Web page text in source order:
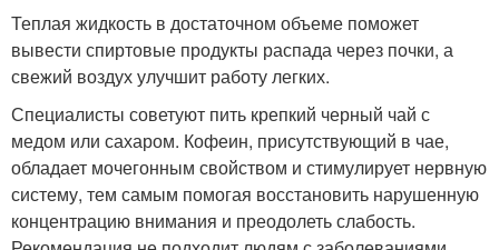
Теплая жидкость в достаточном объеме поможет
вывести спиртовые продукты распада через почки, а
свежий воздух улучшит работу легких.
Специалисты советуют пить крепкий черный чай с
медом или сахаром. Кофеин, присутствующий в чае,
обладает мочегонным свойством и стимулирует нервную
систему, тем самым помогая восстановить нарушенную
концентрацию внимания и преодолеть слабость.